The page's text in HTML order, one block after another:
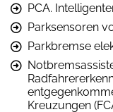
PCA.
Parksensoren
Parkbremse
Kreuzungen